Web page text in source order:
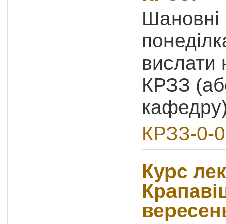
Шановні
вислати
КРЗЗ
КРЗЗ-0-
Курс